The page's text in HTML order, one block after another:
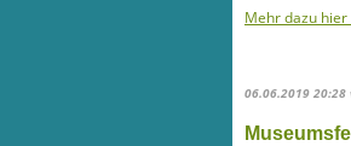
Mehr dazu
06.06.2019 20:28